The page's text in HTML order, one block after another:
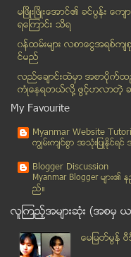
ရခိုင္ျပည္နယ္ရွိ အစုိးရ
လိုင္းကားမ်ားဖ်က္သိမ္း
က်န္းမာေရး ဆိုတာ...
ေငြကုိ ေရလုိ တကယ္ခ်ဳိး
တ႐ုတ္မယ္လား၊ ျမန္မာ
နန္း၀ုိးဖန္၏ ခင္ပြန္း
ျမန္မာ-ဗီယက္နမ္ ဗီဇာ
ေရာင္မကုန္လွ်င္ မီးရွို ႔ေ
ေရေအာက္ေကဘယ္ဆက္ေၾ
Digital Camera
မၿဖိဳးၿဖိဳးေအာင္၏ ခင္ပြန္း
ရေၾကာင္း သိရ
၀န္ထမ္းမ်ား လစာေငြအရ
င္မည္
လည္ေခ်ာင္းထဲမွာ အစာပိုက္ထ
ကံဳေနရတယ္လို႔ ဖြင့္ဟလာတဲ့
My Favourite
Myanmar Website
ကၽြမ္းက်င္စြာ အသုံးျပဳႏုိင္ရ
Blogger Discussion
Myanmar Blogger မ်ာ
ည္။
လူၾကည့္အမ်ားဆုံး (အစမွ
ေမျမတ္မြန္